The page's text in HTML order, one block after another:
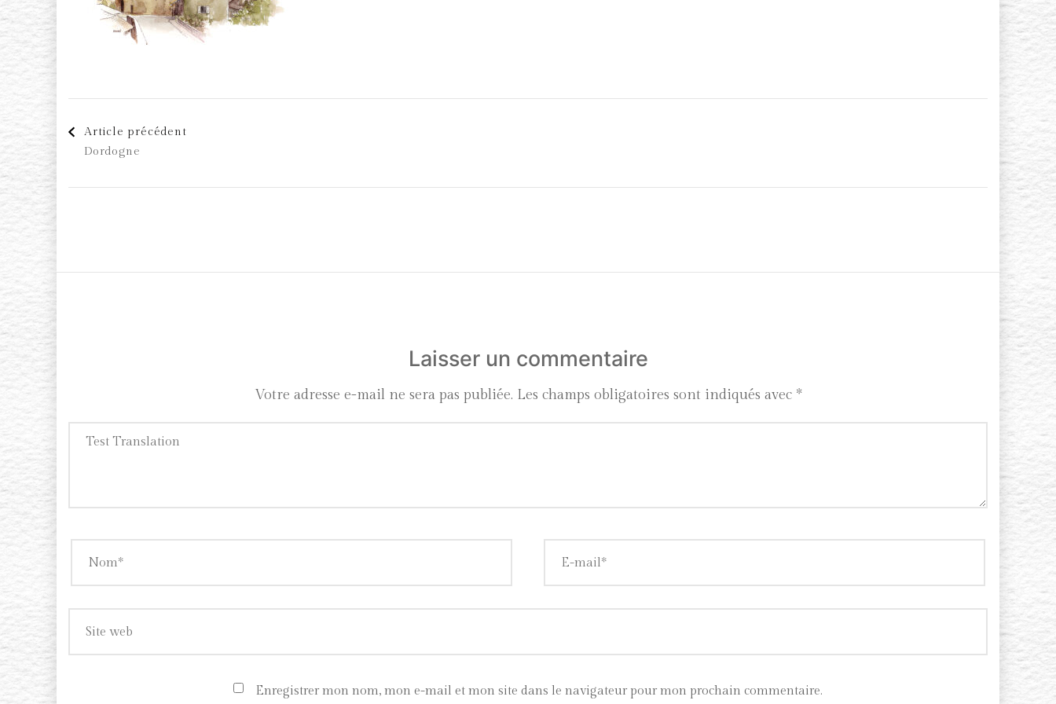
Navigation
d'article
Article précédent
Dordogne
Laisser un commentaire
Votre adresse e-mail ne sera pas publiée. Les champs obligatoires sont indiqués avec *
Enregistrer mon nom, mon e-mail et mon site dans le navigateur pour mon prochain commentaire.